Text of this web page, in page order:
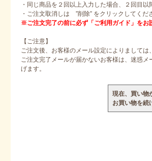
・同じ商品を２回以上入力した場合、２回目
・ご注文取消しは ”削除” をクリックしてくだ
※ご注文完了の前に必ず「ご利用ガイド」をお
【ご注意】
ご注文後、お客様のメール設定によりまして
ご注文完了メールが届かないお客様は、迷惑
げます。
現在、買い物
お買い物を続